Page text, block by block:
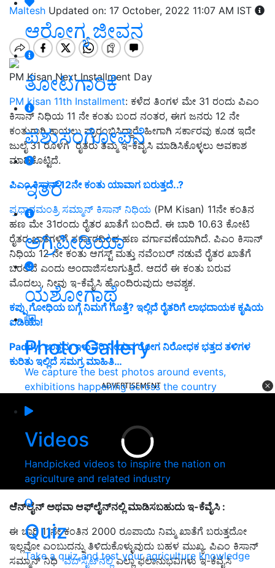
ಆರೋಗ್ಯ ಜೀವನ
ತೋಟಗಾರಿಕೆ
ಪಶುಸಂಗೋಪನೆ
ಇತರೆ
ಅಗ್ರಿಪೀಡಿಯಾ
ಯಶೋಗಾಥೆ
Photo Gallery
We capture the best photos around events,
exhibitions happening across the country
Videos
Handpicked videos to inspire the nation on
agriculture and related industry
Quiz
Take a quiz and test your agriculture knowledge
Maltesh Updated on: 17 October, 2022 11:07 AM IST
PM Kisan Next Installment Day
PM kisan 11th Installment: ಕಳೆದ ತಿಂಗಳ ಮೇ 31 ರಂದು ಪಿಎಂ
ಕಿಸಾನ್ ನಿಧಿಯ 11 ನೇ ಕಂತು ಬಂದ ನಂತರ, ಈಗ ಜನರು 12 ನೇ
ಕಂತುಗಾಗಿ ಕಾಯಲು ಪ್ರಾರಂಭಿಸಿದ್ದಾರೆ. ಹೀಗಾಗಿ ಸರ್ಕಾರವು ಕೂಡ ಇದೇ
ಜುಲೈ 31 ರೊಳಗೆ ರೈತರು ತಮ್ಮ ಇ-ಕೆವೈಸಿ ಮಾಡಿಸಿಕೊಳ್ಳಲು ಅವಕಾಶ
ಮಾಡಿಕೊಟ್ಟಿದೆ.
ಪಿಎಂಕಿಸಾನ್‌ 12ನೇ ಕಂತುಯಾವಾಗ ಬರುತ್ತದೆ..?
ಪ್ರಧಾನಮಂತ್ರಿ ಸಮ್ಮಾನ್ ಕಿಸಾನ್ ನಿಧಿಯ (PM Kisan) 11ನೇ ಕಂತಿನ
ಹಣ ಮೇ 31ರಂದು ರೈತರ ಖಾತೆಗೆ ಬಂದಿದೆ. ಈ ಬಾರಿ 10.63 ಕೋಟಿ
ರೈತರ ಖಾತೆಗಳಿಗೆ ಸರ್ಕಾರದಿಂದ ಹಣ ವರ್ಗಾವಣೆಯಾಗಿದೆ. ಪಿಎಂ ಕಿಸಾನ್
ನಿಧಿಯ 12 ನೇ ಕಂತು ಆಗಸ್ಟ್ ಮತ್ತು ನವೆಂಬರ್ ನಡುವೆ ರೈತರ ಖಾತೆಗೆ
ಬರಲಿದೆ ಎಂದು ಅಂದಾಜಿಸಲಾಗುತ್ತಿದೆ. ಆದರೆ ಈ ಕಂತು ಬರುವ
ಮೊದಲು, ನೀವು ಇ-ಕೆವೈಸಿ ಹೊಂದಿರುವುದು ಅವಶ್ಯಕ.
ಕಪ್ಪು ಗೋಧಿಯ ಬಗ್ಗೆ ನಿಮಗೆ ಗೊತ್ತೆ? ಇಲ್ಲಿದೆ ರೈತರಿಗೆ ಲಾಭದಾಯಕ ಕೃಷಿಯ
ಐಡಿಯಾ!
Paddy: ಉತ್ತಮ ಇಳುವರಿ ನೀಡುವ ರೋಗ ನಿರೋಧಕ ಭತ್ತದ ತಳಿಗಳ
ಕುರಿತು ಇಲ್ಲಿದೆ ಸಮಗ್ರ ಮಾಹಿತಿ…
ADVERTISEMENT
ಆನ್‌ಲೈನ್ಅಥವಾ ಆಫ್‌ಲೈನ್‌ನಲ್ಲಿ ಮಾಡಿಸಬಹುದುಇ-ಕೆವೈಸಿ :
ಈ ಬಾರಿ 11ನೇ ಕಂತಿನ 2000 ರೂಪಾಯಿ ನಿಮ್ಮ ಖಾತೆಗೆ ಬರುತ್ತದೋ
ಇಲ್ಲವೋ ಎಂಬುದನ್ನು ತಿಳಿದುಕೊಳ್ಳುವುದು ಬಹಳ ಮುಖ್ಯ. ಪಿಎಂ ಕಿಸಾನ್
ಸಮ್ಮಾನ್ ನಿಧಿವೆಬ್‌ಸೈಟ್‌ನಲ್ಲಿಎಲ್ಲಾ ಫಲಾನುಭವಿಗಳು ಇ-ಕೆವೈಸಿ